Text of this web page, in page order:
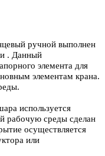
ручной выполнен
. Данный
элемента для
элементам крана.
используется
рабочую среды сделан
осуществляется
или